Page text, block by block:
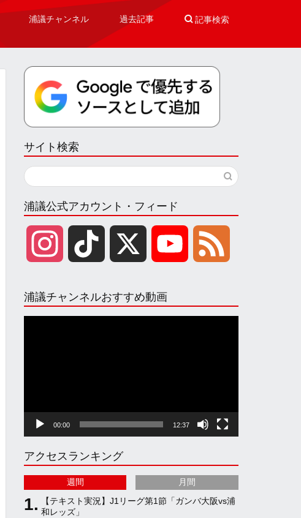
浦議チャンネル 過去記事  記事検索
サイト検索
浦議公式アカウント・フィード
s
g
r
a
k
k
u
b
e
C
e
浦議チャンネルおすすめ動画
00:00 12:37
アクセスランキング
週間 月間
【テキスト実況】J1リーグ第1節「ガンバ大阪vs浦
和レッズ」